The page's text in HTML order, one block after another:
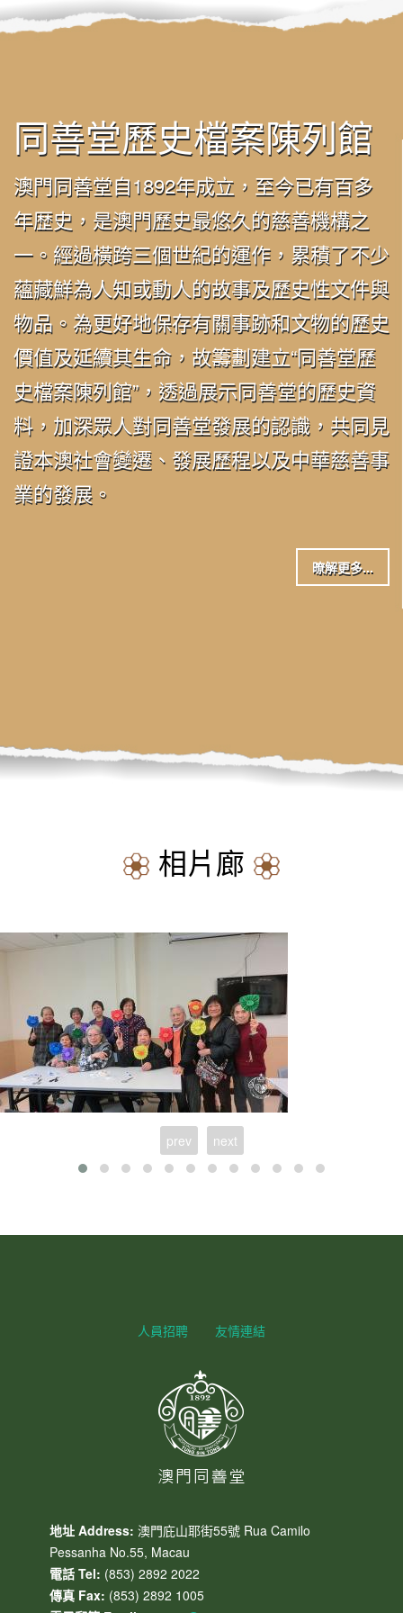
同善堂歷史檔案陳列館
澳門同善堂自1892年成立，至今已有百多
年歴史，是澳門歷史最悠久的慈善機構之
一。經過橫跨三個世紀的運作，累積了不少
蘊藏鮮為人知或動人的故事及歷史性文件與
物品。為更好地保存有關事跡和文物的歷史
價值及延續其生命，故籌劃建立“同善堂歷
史檔案陳列館”，透過展示同善堂的歷史資
料，加深眾人對同善堂發展的認識，共同見
證本澳社會變遷、發展歷程以及中華慈善事
業的發展。
暸解更多...
相片廊
prev next
人員招聘 友情連結
地址 Address: 澳門庇山耶街55號 Rua Camilo
Pessanha No.55, Macau
電話 Tel: (853) 2892 2022
傳真 Fax: (853) 2892 1005